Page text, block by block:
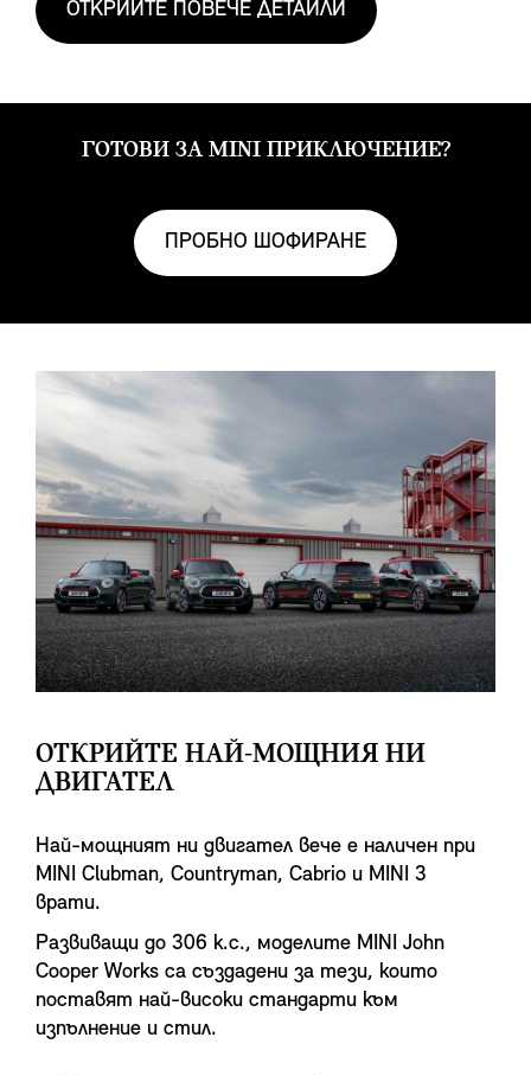
ОТКРИЙТЕ ПОВЕЧЕ ДЕТАЙЛИ
ГОТОВИ ЗА MINI ПРИКЛЮЧЕНИЕ?
ПРОБНО ШОФИРАНЕ
ОТКРИЙТЕ НАЙ-МОЩНИЯ НИ
ДВИГАТЕЛ
Най-мощният ни двигател вече е наличен при
MINI Clubman, Countryman, Cabrio и MINI 3
врати.
Развиващи до 306 к.с., моделите MINI John
Cooper Works са създадени за тези, които
поставят най-високи стандарти към
изпълнение и стил.